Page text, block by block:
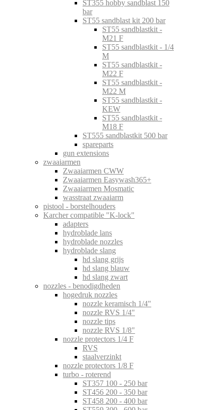
ST355 hobby sandblast 150
bar
ST55 sandblast kit 200 bar
ST55 sandblastkit -
M21 F
ST55 sandblastkit - 1/4
M
ST55 sandblastkit -
M22 F
ST55 sandblastkit -
M22 M
ST55 sandblastkit -
KEW
ST55 sandblastkit -
M18 F
ST555 sandblastkit 500 bar
spareparts
gun extensions
zwaaiarmen
Zwaaiarmen CWW
Zwaaiarmen Easywash365+
Zwaaiarmen Mosmatic
wasstraat zwaaiarm
pistool - borstelhouders
Karcher compatible "K-lock"
adapters
hydroblade lans
hydroblade nozzles
hydroblade slang
hd slang grijs
hd slang blauw
hd slang zwart
nozzles - benodigdheden
hogedruk nozzles
nozzle keramisch 1/4"
nozzle RVS 1/4"
nozzle tips
nozzle RVS 1/8"
nozzle protectors 1/4 F
RVS
staalverzinkt
nozzle protectors 1/8 F
turbo - roterend
ST357 100 - 250 bar
ST456 200 - 350 bar
ST458 200 - 400 bar